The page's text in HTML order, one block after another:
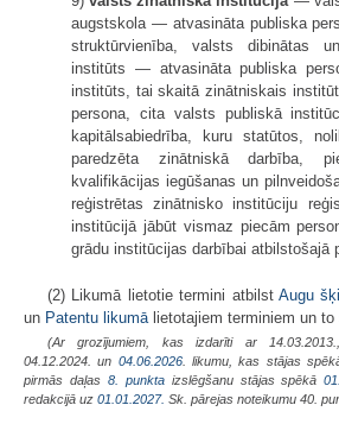
augstskola — atvasināta publiska
struktūrvienība, valsts dibinātas
institūts — atvasināta publiska
institūts, tai skaitā zinātniskais
persona, cita valsts publiskā
kapitālsabiedrība, kuru statūtos,
paredzēta zinātniskā darbība,
kvalifikācijas iegūšanas un
reģistrētas zinātnisko institūciju
institūcijā jābūt vismaz piecām
grādu institūcijas darbībai atbilstošajā
(2) Likumā lietotie termini atbilst Augu
un Patentu likumālietotajiem terminiem un to
(Ar grozījumiem, kas izdarīti ar
04.12.2024. un 04.06.2026. likumu, kas stājas
pirmās daļas 8. punktaizslēgšanu stājas spēkā
redakcijā uz 01.01.2027. Sk. pārejas noteikumu 40.